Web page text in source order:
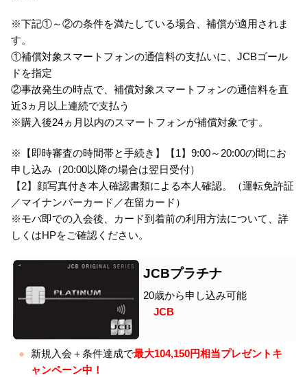
※下記①～②の条件を満たしている場合、補償が適用されま
す。
①補償対象スマートフォンの通信料の支払いに、JCBゴール
ドを指定
②事故発生の時点で、補償対象スマートフォンの通信料を直
近3ヵ月以上連続で支払う
※購入後24ヵ月以内のスマートフォンが補償対象です。
※【即時審査の時間帯と手続き】【1】9:00～20:00の間にお
申し込み（20:00以降の場合は翌日受付）
【2】顔写真付き本人確認書類による本人確認。（運転免許証
／マイナンバーカード／在留カード）
※モバ即での入会後、カード到着前の利用方法について、詳
しくはHPをご確認ください。
JCBプラチナ
20歳から申し込み可能
JCB
新規入会＋条件達成で最大104,150円相当プレゼントキ
ャンペーン中！